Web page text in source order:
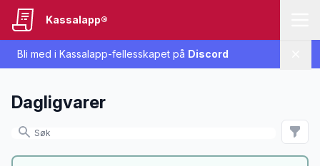
Bli med i Kassalapp-fellesskapet på Discord
Kassalapp®
Dagligvarer